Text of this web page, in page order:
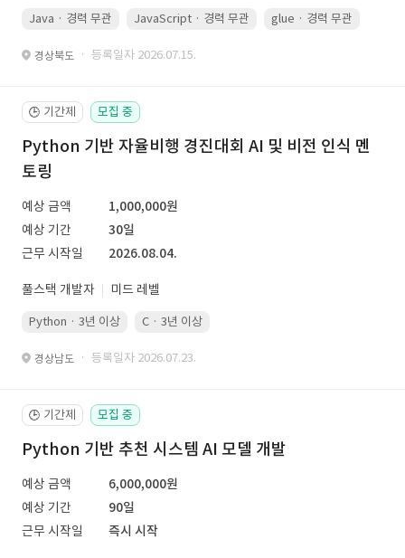
Java · 경력 무관 JavaScript · 경력 무관 glue · 경력 무관
경상북도 · 등록일자 2026.07.15.
🕒 기간제 모집 중
Python 기반 자율비행 경진대회 AI 및 비전 인식 멘
토링
예상 금액
1,000,000원
예상 기간
30일
근무 시작일
2026.08.04.
풀스택 개발자 미드 레벨
Python · 3년 이상 C · 3년 이상
경상남도 · 등록일자 2026.07.23.
🕒 기간제 모집 중
Python 기반 추천 시스템 AI 모델 개발
예상 금액
6,000,000원
예상 기간
90일
근무 시작일
즉시 시작